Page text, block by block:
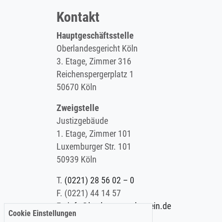
Kontakt
Hauptgeschäftsstelle
Oberlandesgericht Köln
3. Etage, Zimmer 316
Reichenspergerplatz 1
50670 Köln
Zweigstelle
Justizgebäude
1. Etage, Zimmer 101
Luxemburger Str. 101
50939 Köln
T. (0221) 28 56 02 – 0
F. (0221) 44 14 57
E.info@koelner-anwaltverein.de
Cookie Einstellungen